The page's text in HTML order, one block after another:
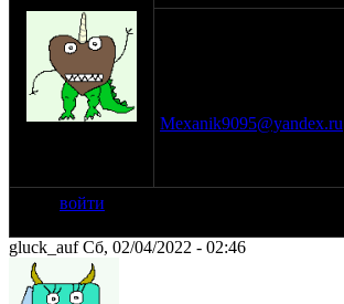
Mexanik9095@yandex.ru
войти
gluck_auf Сб, 02/04/2022 - 02:46